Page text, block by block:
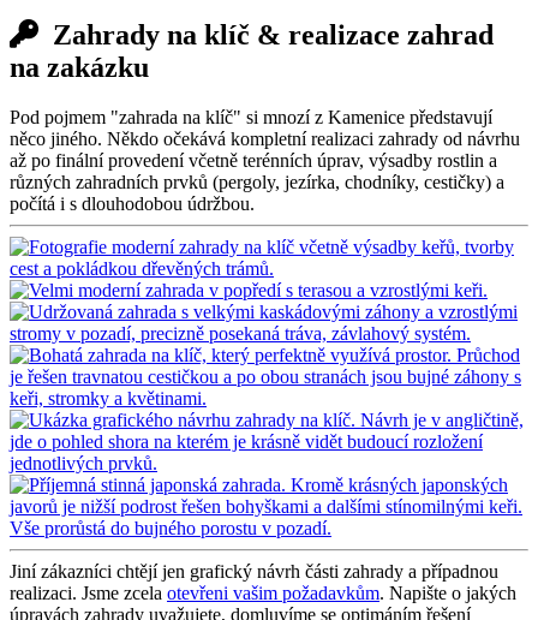
Zahrady na klíč & realizace zahrad
na zakázku
Pod pojmem "zahrada na klíč" si mnozí z Kamenice představují
něco jiného. Někdo očekává kompletní realizaci zahrady od návrhu
až po finální provedení včetně terénních úprav, výsadby rostlin a
různých zahradních prvků (pergoly, jezírka, chodníky, cestičky) a
počítá i s dlouhodobou údržbou.
Jiní zákazníci chtějí jen grafický návrh části zahrady a případnou
realizaci. Jsme zcela otevřeni vašim požadavkům. Napište o jakých
úpravách zahrady uvažujete, domluvíme se optimáním řešení